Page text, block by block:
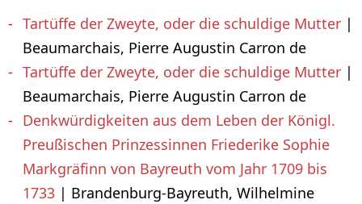
Tartüffe der Zweyte, oder die schuldige Mutter |
Beaumarchais, Pierre Augustin Carron de
Tartüffe der Zweyte, oder die schuldige Mutter |
Beaumarchais, Pierre Augustin Carron de
Denkwürdigkeiten aus dem Leben der Königl.
Preußischen Prinzessinnen Friederike Sophie
Markgräfinn von Bayreuth vom Jahr 1709 bis
1733 | Brandenburg-Bayreuth, Wilhelmine